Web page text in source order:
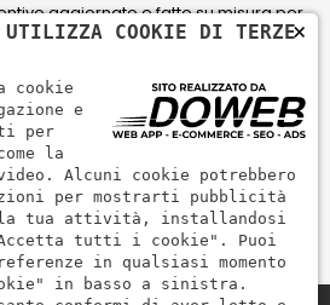
aggiornato e fatto su misura per
Visa, Visa Electron, Maestro,
PayPal. PayPal serve per pagare,
pagamenti in modo rapido,
×
UTILIZZA COOKIE DI TERZE
cookie
e
per
la
Alcuni cookie potrebbero
per mostrarti pubblicità
tua attività, installandosi
tutti i cookie". Puoi
in qualsiasi momento
in basso a sinistra.